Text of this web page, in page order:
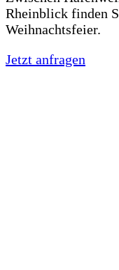
Rheinblick finden
Weihnachtsfeier.
Jetzt anfragen